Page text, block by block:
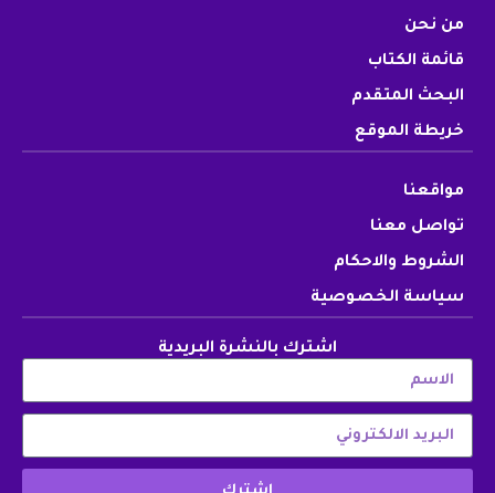
من نحن
قائمة الكتاب
البحث المتقدم
خريطة الموقع
مواقعنا
تواصل معنا
الشروط والاحكام
سياسة الخصوصية
اشترك بالنشرة البريدية